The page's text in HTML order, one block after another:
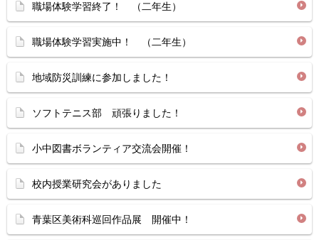
職場体験学習終了！ （二年生）
職場体験学習実施中！ （二年生）
地域防災訓練に参加しました！
ソフトテニス部 頑張りました！
小中図書ボランティア交流会開催！
校内授業研究会がありました
青葉区美術科巡回作品展 開催中！